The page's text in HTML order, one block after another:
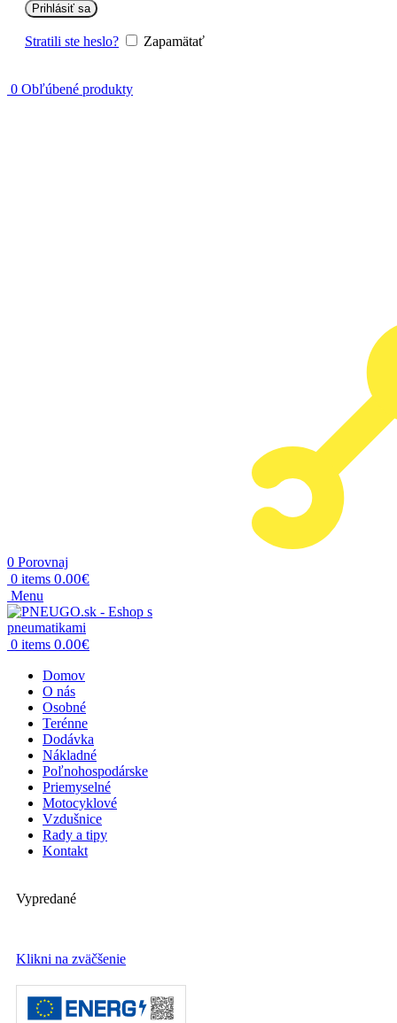
Prihlásiť sa
Stratili ste heslo? Zapamätať
0 Obľúbené produkty
0 Porovnaj
0 items 0.00€
Menu
0 items 0.00€
Domov
O nás
Osobné
Terénne
Dodávka
Nákladné
Poľnohospodárske
Priemyselné
Motocyklové
Vzdušnice
Rady a tipy
Kontakt
Vypredané
Klikni na zväčšenie